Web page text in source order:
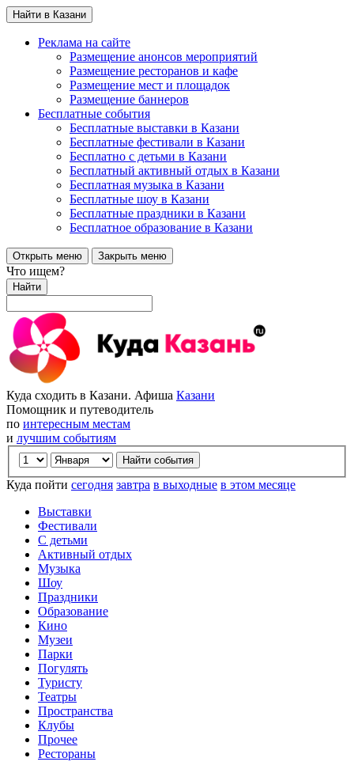
Найти в Казани
Реклама на сайте
Размещение анонсов мероприятий
Размещение ресторанов и кафе
Размещение мест и площадок
Размещение баннеров
Бесплатные события
Бесплатные выставки в Казани
Бесплатные фестивали в Казани
Бесплатно с детьми в Казани
Бесплатный активный отдых в Казани
Бесплатная музыка в Казани
Бесплатные шоу в Казани
Бесплатные праздники в Казани
Бесплатное образование в Казани
Открыть меню Закрыть меню
Что ищем?
Найти
Куда сходить в Казани. Афиша Казани
Помощник и путеводитель
по интересным местам
и лучшим событиям
Куда пойти сегодня завтра в выходные в этом месяце
Выставки
Фестивали
С детьми
Активный отдых
Музыка
Шоу
Праздники
Образование
Кино
Музеи
Парки
Погулять
Туристу
Театры
Пространства
Клубы
Прочее
Рестораны